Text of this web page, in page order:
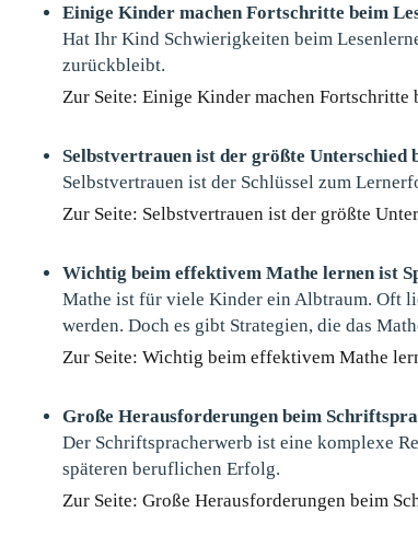
Einige Kinder machen Fortschritte beim
Hat Ihr Kind Schwierigkeiten beim
zurückbleibt.
Zur Seite: Einige Kinder machen Fortschritte
Selbstvertrauen ist der größte Unterschied
Selbstvertrauen ist der Schlüssel zum
Zur Seite: Selbstvertrauen ist der größte
Wichtig beim effektivem Mathe lernen ist
Mathe ist für viele Kinder ein Albtraum. Oft
werden. Doch es gibt Strategien, die das
Zur Seite: Wichtig beim effektivem Mathe
Große Herausforderungen beim
Der Schriftspracherwerb ist eine komplexe
späteren beruflichen Erfolg.
Zur Seite: Große Herausforderungen beim